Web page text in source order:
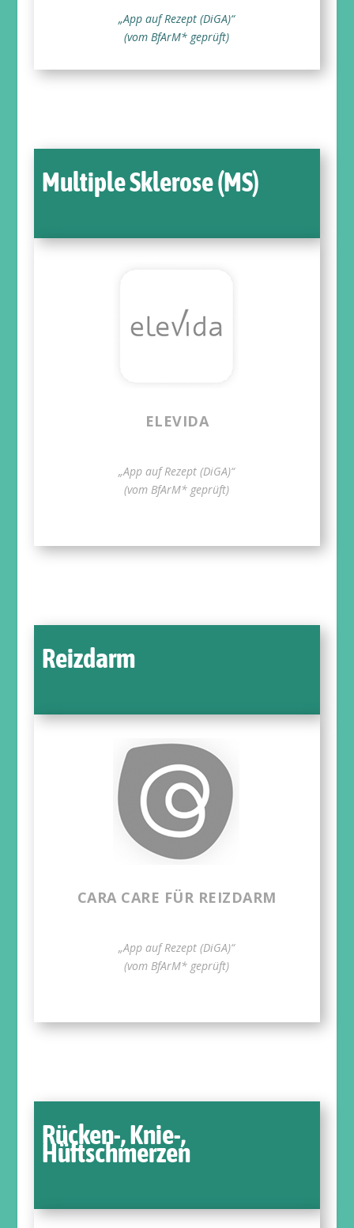
„App auf Rezept (DiGA)“
(vom BfArM* geprüft)
Multiple Sklerose (MS)
ELEVIDA
„App auf Rezept (DiGA)“
(vom BfArM* geprüft)
Reizdarm
CARA CARE FÜR REIZDARM
„App auf Rezept (DiGA)“
(vom BfArM* geprüft)
Rücken-, Knie-,
Hüftschmerzen